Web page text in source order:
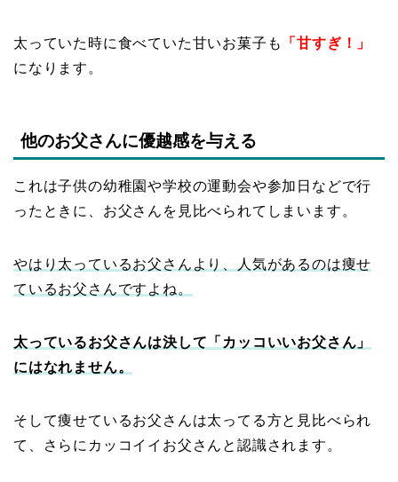
太っていた時に食べていた甘いお菓子も
「甘すぎ！」
になります。
他のお父さんに優越感を与える
これは子供の幼稚園や学校の運動会や参加日などで行
ったときに、お父さんを見比べられてしまいます。
やはり太っているお父さんより、人気があるのは痩せ
ているお父さんですよね。
太っているお父さんは決して「カッコいいお父さん」
にはなれません。
そして痩せているお父さんは太ってる方と見比べられ
て、さらにカッコイイお父さんと認識されます。